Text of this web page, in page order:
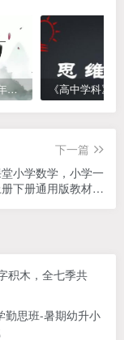
螺蛳小学语文1-6年级《小学古诗文》课程视频
下一篇
小学数学，小学一
下册通用版教材同
积木，全七季共
勤思班-暑期幼升小